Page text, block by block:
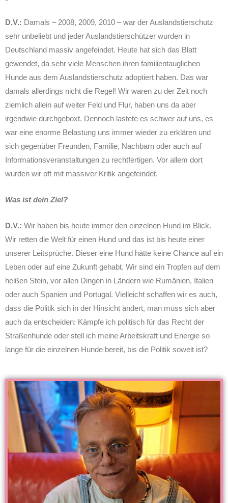
D.V.: Damals – 2008, 2009, 2010 – war der Auslandstierschutz
sehr unbeliebt und jeder Auslandstierschützer wurden in
Deutschland massiv angefeindet. Heute hat sich das Blatt
gewendet, da sehr viele Menschen ihren familientauglichen
Hunde aus dem Auslandstierschutz adoptiert haben. Das war
damals allerdings nicht die Regel! Wir waren zu der Zeit noch
ziemlich allein auf weiter Feld und Flur, haben uns da aber
irgendwie durchgeboxt. Dennoch lastete es schwer auf uns, es
war eine enorme Belastung uns immer wieder zu erklären und
sich gegenüber Freunden, Familie, Nachbarn oder auch auf
Informationsveranstaltungen zu rechtfertigen. Vor allem dort
wurden wir oft mit massiver Kritik angefeindet.
Was ist dein Ziel?
D.V.: Wir haben bis heute immer den einzelnen Hund im Blick.
Wir retten die Welt für einen Hund und das ist bis heute einer
unserer Leitsprüche. Dieser eine Hund hätte keine Chance auf ein
Leben oder auf eine Zukunft gehabt. Wir sind ein Tropfen auf dem
heißen Stein, vor allen Dingen in Ländern wie Rumänien, Italien
oder auch Spanien und Portugal. Vielleicht schaffen wir es auch,
dass die Politik sich in der Hinsicht ändert, man muss sich aber
auch da entscheiden: Kämpfe ich politisch für das Recht der
Straßenhunde oder stell ich meine Arbeitskraft und Energie so
lange für die einzelnen Hunde bereit, bis die Politik soweit ist?